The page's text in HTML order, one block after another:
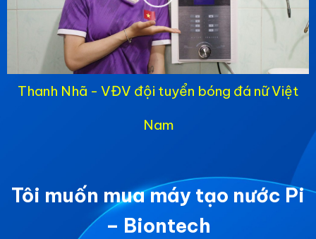
Thanh Nhã - VĐV đội tuyển bóng đá nữ Việt
Nam
Tôi muốn mua máy tạo nước Pi
– Biontech